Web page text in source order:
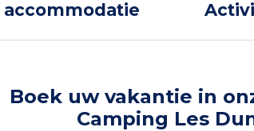
accommodatie
Boek uw vakantie in
Camping Les